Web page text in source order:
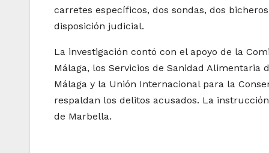
carretes específicos, dos sondas, dos
disposición judicial.
La investigación contó con el apoyo de la
Málaga, los Servicios de Sanidad
Málaga y la Unión Internacional para la
respaldan los delitos acusados. La
de Marbella.